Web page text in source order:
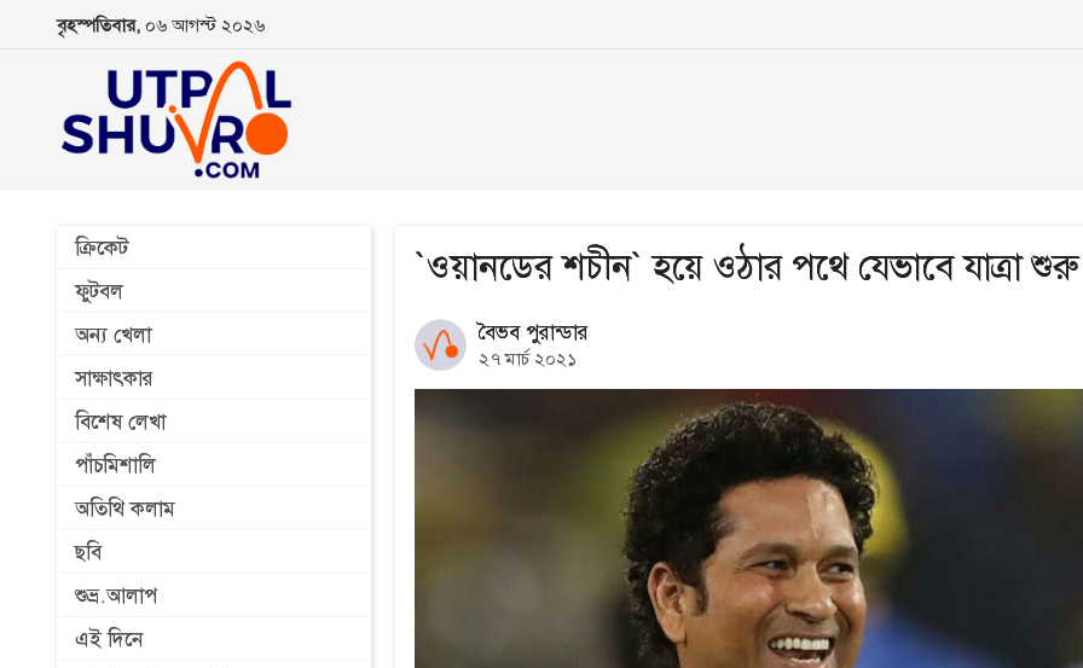
বৃহস্পতিবার, ০৬ আগস্ট ২০২৬
ক্রিকেট
ফুটবল
অন্য খেলা
সাক্ষাৎকার
বিশেষ লেখা
পাঁচমিশালি
অতিথি কলাম
ছবি
শুভ্র.আলাপ
এই দিনে
`ওয়ানডের শচীন` হয়ে ওঠার পথে যেভাবে যাত্রা শুরু
বৈভব পুরান্ডার
২৭ মার্চ ২০২১